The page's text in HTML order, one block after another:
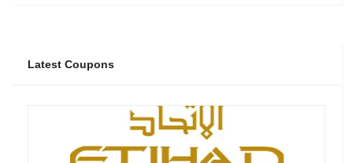
Latest Coupons